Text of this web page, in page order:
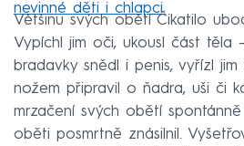
nevinné děti i chlapci.
Většinu svých obětí Čikatilo
Vypíchl jim oči, ukousl část těla
bradavky snědl i penis, vyřízl
nožem připravil o ňadra, uši či
mrzačení svých obětí
oběti posmrtně znásilnil.